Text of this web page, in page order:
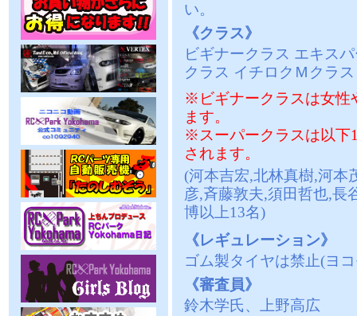
い。
《クラス》
ビギナークラス エキス
クラス イチロクＭクラス
※ビギナークラスは女性
ます。
※スーパークラスは以下
されます。
(河本吉宏,北林真樹,河本
彦,斉藤敦夫,須田哲也,長
博以上13名)
《レギュレーション》
ゴム製タイヤは禁止(ヨ
《審査員》
鈴木学氏、上野高広